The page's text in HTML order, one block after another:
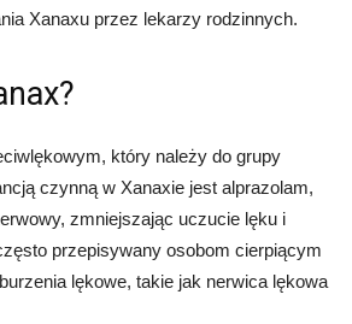
Xanaxu przez lekarzy rodzinnych.
który należy do grupy
czynną w Xanaxie jest alprazolam,
zmniejszając uczucie lęku i
przepisywany osobom cierpiącym
lękowe, takie jak nerwica lękowa